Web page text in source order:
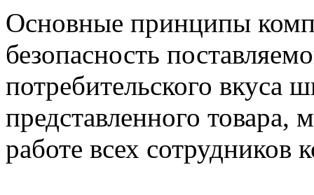
Основные принципы
безопасность
потребительского вкуса
представленного товара,
работе всех сотрудников